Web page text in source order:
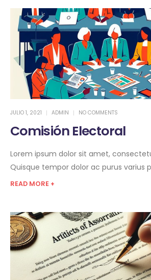
JULIO 1, 2021 ADMIN NO COMMENTS
Comisión Electoral
Lorem ipsum dolor sit amet,
Quisque tempor dolor ac purus varius
READ MORE +